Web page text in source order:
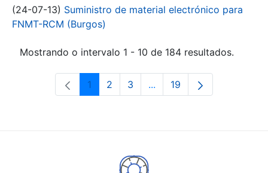
(24-07-13) Suministro de material electrónico para
FNMT-RCM (Burgos)
Mostrando o intervalo 1 - 10 de 184 resultados.
Páxina
1 Páxina
2 Páxina
3 ...Páxinas intermedias Use
Páxina
19